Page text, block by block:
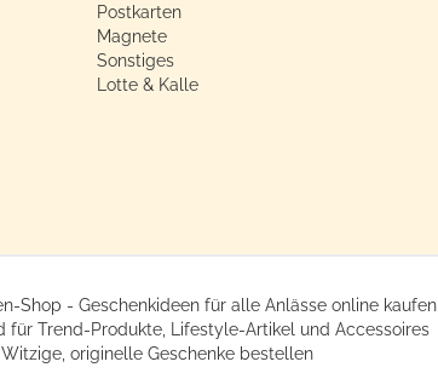
Postkarten
Magnete
Sonstiges
Lotte & Kalle
Shop - Geschenkideen für alle Anlässe online kaufen
für Trend-Produkte, Lifestyle-Artikel und Accessoires
Witzige, originelle Geschenke bestellen